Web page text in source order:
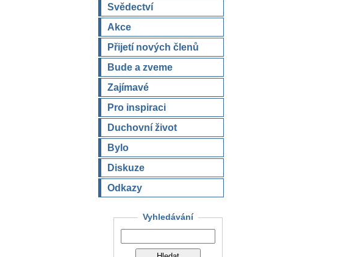
Svědectví
Akce
Přijetí nových členů
Bude a zveme
Zajímavé
Pro inspiraci
Duchovní život
Bylo
Diskuze
Odkazy
Vyhledávání